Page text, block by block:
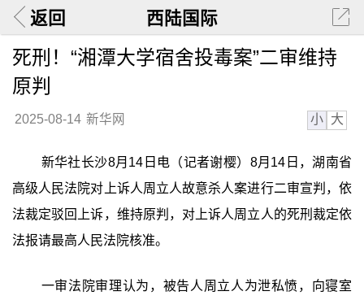
返回 西陆国际
死刑！“湘潭大学宿舍投毒案”二审维持
原判
2025-08-14 新华网 小 大
新华社长沙8月14日电（记者谢樱）8月14日，湖南省
高级人民法院对上诉人周立人故意杀人案进行二审宣判，依
法裁定驳回上诉，维持原判，对上诉人周立人的死刑裁定依
法报请最高人民法院核准。
一审法院审理认为，被告人周立人为泄私愤，向寝室